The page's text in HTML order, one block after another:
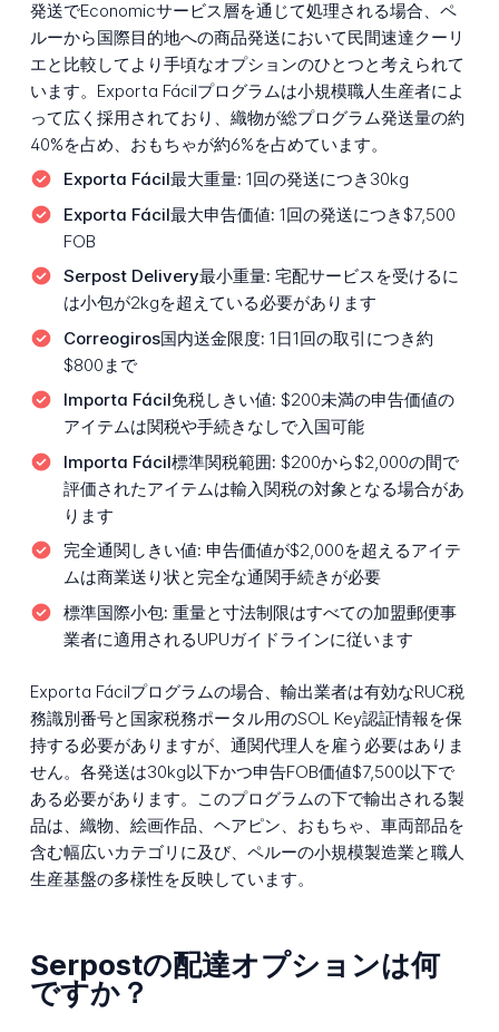
発送でEconomicサービス層を通じて処理される場合、ペ
ルーから国際目的地への商品発送において民間速達クーリ
エと比較してより手頃なオプションのひとつと考えられて
います。Exporta Fácilプログラムは小規模職人生産者によ
って広く採用されており、織物が総プログラム発送量の約
40%を占め、おもちゃが約6%を占めています。
Exporta Fácil最大重量: 1回の発送につき30kg
Exporta Fácil最大申告価値: 1回の発送につき$7,500
FOB
Serpost Delivery最小重量: 宅配サービスを受けるに
は小包が2kgを超えている必要があります
Correogiros国内送金限度: 1日1回の取引につき約
$800まで
Importa Fácil免税しきい値: $200未満の申告価値の
アイテムは関税や手続きなしで入国可能
Importa Fácil標準関税範囲: $200から$2,000の間で
評価されたアイテムは輸入関税の対象となる場合があ
ります
完全通関しきい値: 申告価値が$2,000を超えるアイテ
ムは商業送り状と完全な通関手続きが必要
標準国際小包: 重量と寸法制限はすべての加盟郵便事
業者に適用されるUPUガイドラインに従います
Exporta Fácilプログラムの場合、輸出業者は有効なRUC税
務識別番号と国家税務ポータル用のSOL Key認証情報を保
持する必要がありますが、通関代理人を雇う必要はありま
せん。各発送は30kg以下かつ申告FOB価値$7,500以下で
ある必要があります。このプログラムの下で輸出される製
品は、織物、絵画作品、ヘアピン、おもちゃ、車両部品を
含む幅広いカテゴリに及び、ペルーの小規模製造業と職人
生産基盤の多様性を反映しています。
Serpostの配達オプションは何
ですか？